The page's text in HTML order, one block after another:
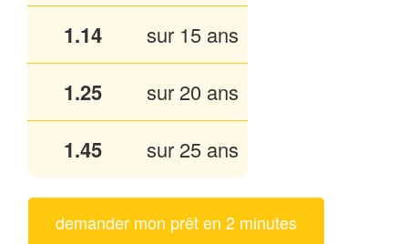
1.14 sur 15 ans
1.25 sur 20 ans
1.45 sur 25 ans
demander mon prêt en 2 minutes